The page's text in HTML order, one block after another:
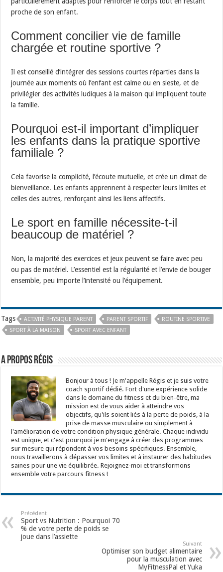
proche de son enfant.
Comment concilier vie de famille
chargée et routine sportive ?
Il est conseillé d’intégrer des sessions courtes réparties dans la
journée aux moments où l’enfant est calme ou en sieste, et de
privilégier des activités ludiques à la maison qui impliquent toute
la famille.
Pourquoi est-il important d’impliquer
les enfants dans la pratique sportive
familiale ?
Cela favorise la complicité, l’écoute mutuelle, et crée un climat de
bienveillance. Les enfants apprennent à respecter leurs limites et
celles des autres, renforçant ainsi les liens affectifs.
Le sport en famille nécessite-t-il
beaucoup de matériel ?
Non, la majorité des exercices et jeux peuvent se faire avec peu
ou pas de matériel. L’essentiel est la régularité et l’envie de bouger
ensemble, peu importe l’intensité ou l’équipement.
Tags ACTIVITÉ PHYSIQUE PARENT PARENT SPORTIF
ROUTINE SPORTIVE
SPORT À LA MAISON
SPORT AVEC ENFANT
A propos Régis
Bonjour à tous ! Je m'appelle Régis et je suis votre
coach sportif dédié. Fort d'une expérience solide
dans le domaine du fitness et du bien-être, ma
mission est de vous aider à atteindre vos
objectifs, qu'ils soient liés à la perte de poids, à la
prise de masse musculaire ou simplement à
l'amélioration de votre condition physique générale. Chaque individu
est unique, et c'est pourquoi je m'engage à créer des programmes
sur mesure qui répondent à vos besoins spécifiques. Ensemble,
nous travaillerons à dépasser vos limites et à instaurer des habitudes
saines pour une vie équilibrée. Rejoignez-moi et transformons
ensemble votre parcours fitness !
Précédent
Sport vs Nutrition : Pourquoi 70
% de votre perte de poids se
joue dans l’assiette
Suivant
Optimiser son budget alimentaire
pour la musculation avec
MyFitnessPal et Yuka